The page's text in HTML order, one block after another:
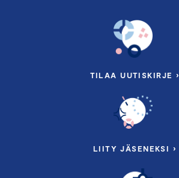
TILAA UUTISKIRJE ›
LIITY JÄSENEKSI ›